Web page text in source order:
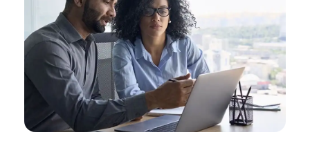
Registrieren Sie sich